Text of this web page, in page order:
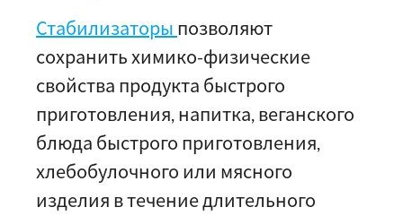
Стабилизаторы позволяют
сохранить химико-физические
свойства продукта быстрого
приготовления, напитка, веганского
блюда быстрого приготовления,
хлебобулочного или мясного
изделия в течение длительного